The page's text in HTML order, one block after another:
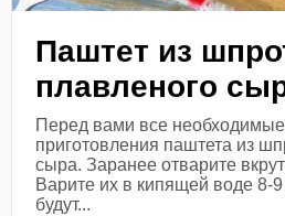
Паштет из
плавленого
Перед вами все
приготовления паштета из
сыра. Заранее отварите
Варите их в кипящей воде 8-
будут...